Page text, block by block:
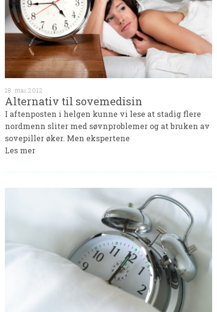
18. mai 2012
Alternativ til sovemedisin
I aftenposten i helgen kunne vi lese at stadig flere
nordmenn sliter med søvnproblemer og at bruken av
sovepiller øker. Men ekspertene
Les mer